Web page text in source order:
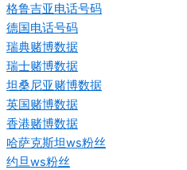
格鲁吉亚电话号码
德国电话号码
瑞典赌博数据
瑞士赌博数据
坦桑尼亚赌博数据
英国赌博数据
香港赌博数据
哈萨克斯坦ws粉丝
约旦ws粉丝